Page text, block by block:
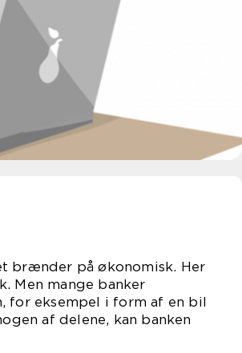
brænder på økonomisk. Her
Men mange banker
for eksempel i form af en bil
af delene, kan banken